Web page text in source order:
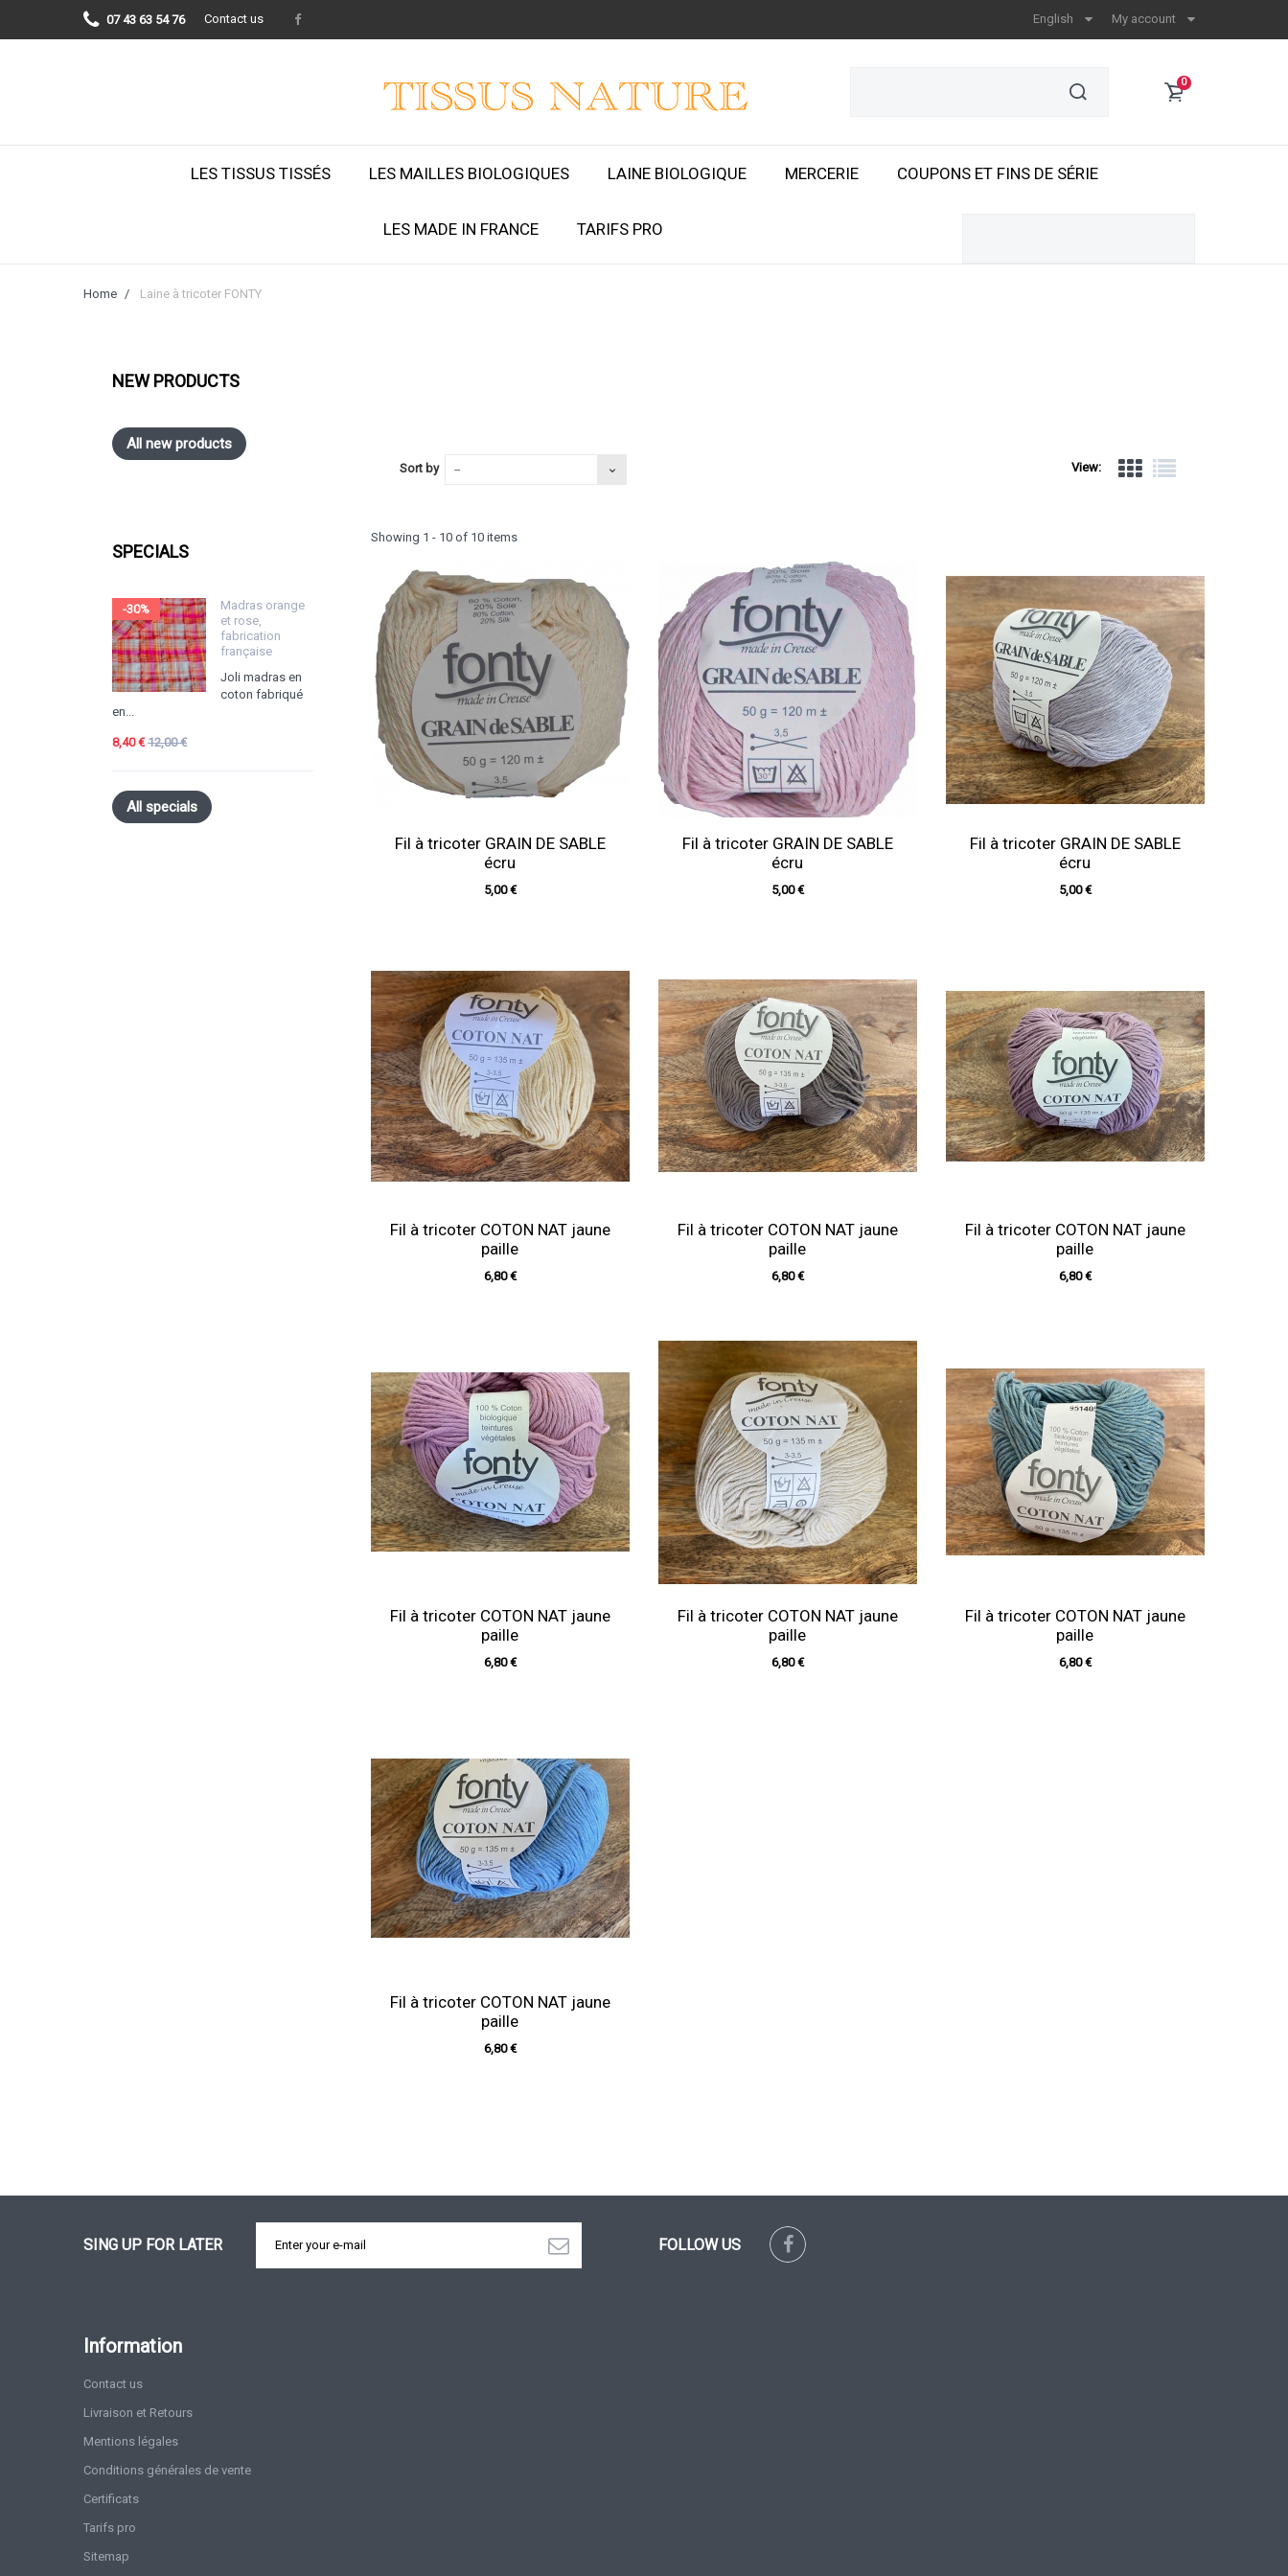
07 43 63 54 76 Contact us My account
English
0
LES TISSUS TISSÉS LES MAILLES BIOLOGIQUES LAINE BIOLOGIQUE MERCERIE COUPONS ET FINS DE SÉRIE
LES MADE IN FRANCE TARIFS PRO
Home Laine à tricoter FONTY
NEW PRODUCTS
All new products
SPECIALS
-30%
Madras orange
et rose,
fabrication
française
Joli madras en
coton fabriqué
en...
8,40 €12,00 €
All specials
View:
Sort by --
Showing 1 - 10 of 10 items
Fil à tricoter GRAIN DE SABLE
écru
5,00 €
Fil à tricoter GRAIN DE SABLE
écru
5,00 €
Fil à tricoter GRAIN DE SABLE
écru
5,00 €
Fil à tricoter COTON NAT jaune
paille
6,80 €
Fil à tricoter COTON NAT jaune
paille
6,80 €
Fil à tricoter COTON NAT jaune
paille
6,80 €
Fil à tricoter COTON NAT jaune
paille
6,80 €
Fil à tricoter COTON NAT jaune
paille
6,80 €
Fil à tricoter COTON NAT jaune
paille
6,80 €
Fil à tricoter COTON NAT jaune
paille
6,80 €
SING UP FOR LATER FOLLOW US
Information
Contact us
Livraison et Retours
Mentions légales
Conditions générales de vente
Certificats
Tarifs pro
Sitemap